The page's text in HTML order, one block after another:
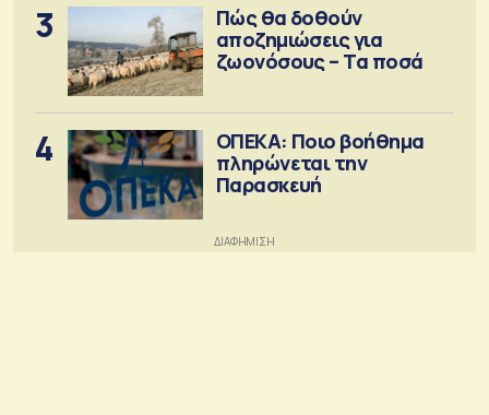
3
Πώς θα δοθούν
αποζημιώσεις για
ζωονόσους – Τα ποσά
4
ΟΠΕΚΑ: Ποιο βοήθημα
πληρώνεται την
Παρασκευή